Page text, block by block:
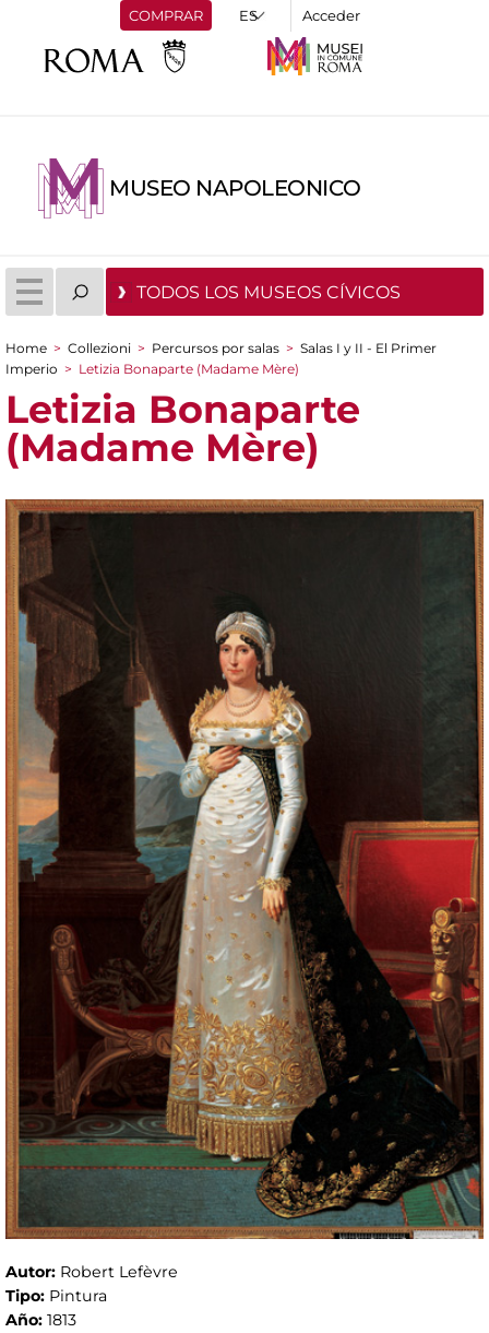
COMPRAR Acceder
MUSEO NAPOLEONICO
TODOS LOS MUSEOS CÍVICOS
You are here
Home > Collezioni > Percursos por salas > Salas I y II - El Primer
Imperio > Letizia Bonaparte (Madame Mère)
Letizia Bonaparte
(Madame Mère)
Autor: Robert Lefèvre
Tipo: Pintura
Año: 1813